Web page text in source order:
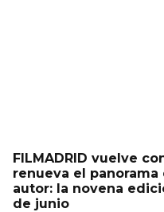
FILMADRID vuelve
renueva el
autor: la novena
de junio